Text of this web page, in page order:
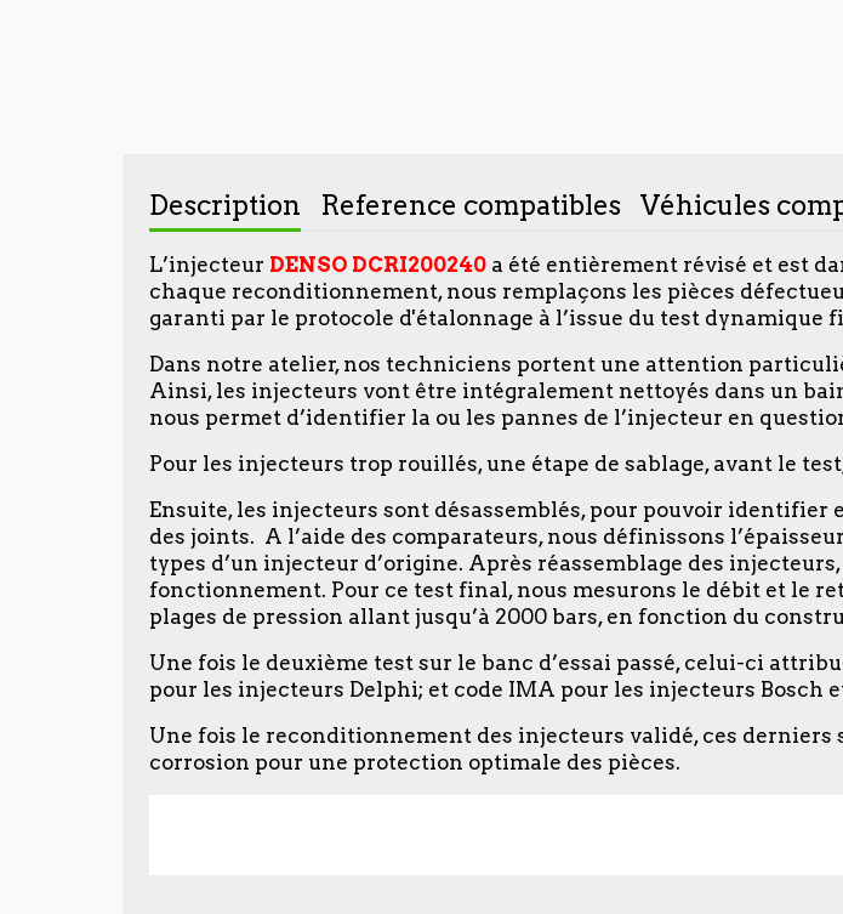
Description Reference compatibles Véhicules
L’injecteur DENSO DCRI200240 a été entièrement révisé et est
chaque reconditionnement, nous remplaçons les pièces
garanti par le protocole d'étalonnage à l’issue du test dynamique
Dans notre atelier, nos techniciens portent une attention
Ainsi, les injecteurs vont être intégralement nettoyés dans un
nous permet d’identifier la ou les pannes de l’injecteur en
Pour les injecteurs trop rouillés, une étape de sablage, avant le
Ensuite, les injecteurs sont désassemblés, pour pouvoir
des joints. A l’aide des comparateurs, nous définissons
types d’un injecteur d’origine. Après réassemblage des
fonctionnement. Pour ce test final, nous mesurons le débit et le
plages de pression allant jusqu’à 2000 bars, en fonction du
Une fois le deuxième test sur le banc d’essai passé, celui-ci
pour les injecteurs Delphi; et code IMA pour les injecteurs Bosch
Une fois le reconditionnement des injecteurs validé, ces
corrosion pour une protection optimale des pièces.